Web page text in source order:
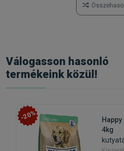
Válogasson hasonló
termékeink közül!
-20%
4kg